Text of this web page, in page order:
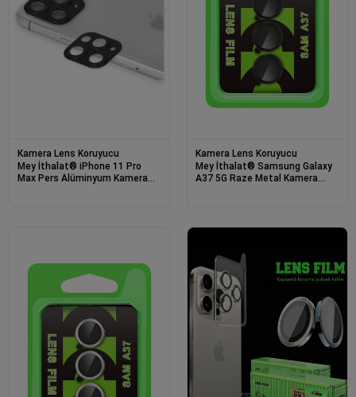
Kamera Lens Koruyucu
Mey İthalat® iPhone 11 Pro
Max Pers Alüminyum Kamera
Kamera Lens Koruyucu
Mey İthalat® Samsung Galaxy
A37 5G Raze Metal Kamera